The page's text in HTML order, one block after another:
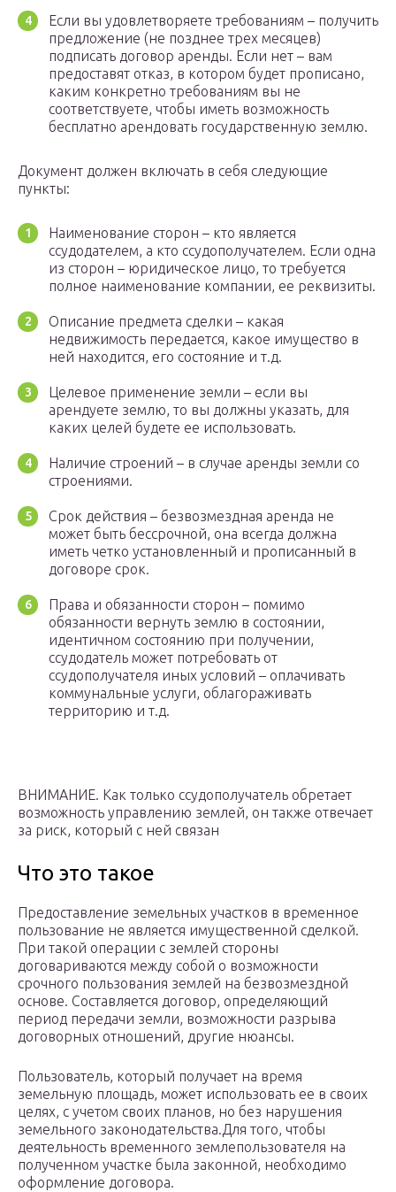
Если вы удовлетворяете требованиям – получить
предложение (не позднее трех месяцев)
подписать договор аренды. Если нет – вам
предоставят отказ, в котором будет прописано,
каким конкретно требованиям вы не
соответствуете, чтобы иметь возможность
бесплатно арендовать государственную землю.
Документ должен включать в себя следующие
пункты:
Наименование сторон – кто является
ссудодателем, а кто ссудополучателем. Если одна
из сторон – юридическое лицо, то требуется
полное наименование компании, ее реквизиты.
Описание предмета сделки – какая
недвижимость передается, какое имущество в
ней находится, его состояние и т.д.
Целевое применение земли – если вы
арендуете землю, то вы должны указать, для
каких целей будете ее использовать.
Наличие строений – в случае аренды земли со
строениями.
Срок действия – безвозмездная аренда не
может быть бессрочной, она всегда должна
иметь четко установленный и прописанный в
договоре срок.
Права и обязанности сторон – помимо
обязанности вернуть землю в состоянии,
идентичном состоянию при получении,
ссудодатель может потребовать от
ссудополучателя иных условий – оплачивать
коммунальные услуги, облагораживать
территорию и т.д.
ВНИМАНИЕ. Как только ссудополучатель обретает
возможность управлению землей, он также отвечает
за риск, который с ней связан
Что это такое
Предоставление земельных участков в временное
пользование не является имущественной сделкой.
При такой операции с землей стороны
договариваются между собой о возможности
срочного пользования землей на безвозмездной
основе. Составляется договор, определяющий
период передачи земли, возможности разрыва
договорных отношений, другие нюансы.
Пользователь, который получает на время
земельную площадь, может использовать ее в своих
целях, с учетом своих планов, но без нарушения
земельного законодательства.Для того, чтобы
деятельность временного землепользователя на
полученном участке была законной, необходимо
оформление договора.